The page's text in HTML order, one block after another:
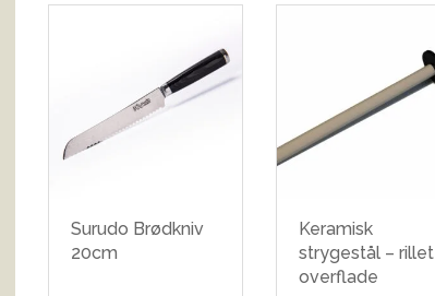
Surudo Brødkniv
20cm
Keramisk
strygestål – rillet
overflade